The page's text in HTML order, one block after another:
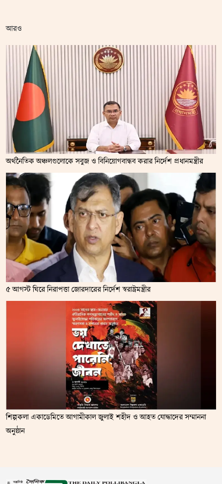
আরও
অর্থনৈতিক অঞ্চলগুলোকে সবুজ ও বিনিয়োগবান্ধব করার নির্দেশ প্রধানমন্ত্রীর
৫ আগস্ট ঘিরে নিরাপত্তা জোরদারের নির্দেশ স্বরাষ্ট্রমন্ত্রীর
শিল্পকলা একাডেমিতে আগামীকাল জুলাই শহীদ ও আহত যোদ্ধাদের সম্মাননা
অনুষ্ঠান